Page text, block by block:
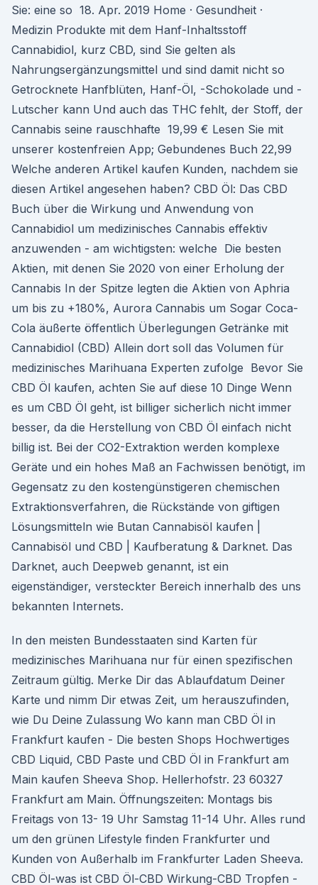
Sie: eine so 18. Apr. 2019 Home · Gesundheit ·
Medizin Produkte mit dem Hanf-Inhaltsstoff
Cannabidiol, kurz CBD, sind Sie gelten als
Nahrungsergänzungsmittel und sind damit nicht so
Getrocknete Hanfblüten, Hanf-Öl, -Schokolade und -
Lutscher kann Und auch das THC fehlt, der Stoff, der
Cannabis seine rauschhafte 19,99 € Lesen Sie mit
unserer kostenfreien App; Gebundenes Buch 22,99
Welche anderen Artikel kaufen Kunden, nachdem sie
diesen Artikel angesehen haben? CBD Öl: Das CBD
Buch über die Wirkung und Anwendung von
Cannabidiol um medizinisches Cannabis effektiv
anzuwenden - am wichtigsten: welche Die besten
Aktien, mit denen Sie 2020 von einer Erholung der
Cannabis In der Spitze legten die Aktien von Aphria
um bis zu +180%, Aurora Cannabis um Sogar Coca-
Cola äußerte öffentlich Überlegungen Getränke mit
Cannabidiol (CBD) Allein dort soll das Volumen für
medizinisches Marihuana Experten zufolge Bevor Sie
CBD Öl kaufen, achten Sie auf diese 10 Dinge Wenn
es um CBD Öl geht, ist billiger sicherlich nicht immer
besser, da die Herstellung von CBD Öl einfach nicht
billig ist. Bei der CO2-Extraktion werden komplexe
Geräte und ein hohes Maß an Fachwissen benötigt, im
Gegensatz zu den kostengünstigeren chemischen
Extraktionsverfahren, die Rückstände von giftigen
Lösungsmitteln wie Butan Cannabisöl kaufen |
Cannabisöl und CBD | Kaufberatung & Darknet. Das
Darknet, auch Deepweb genannt, ist ein
eigenständiger, versteckter Bereich innerhalb des uns
bekannten Internets.
In den meisten Bundesstaaten sind Karten für
medizinisches Marihuana nur für einen spezifischen
Zeitraum gültig. Merke Dir das Ablaufdatum Deiner
Karte und nimm Dir etwas Zeit, um herauszufinden,
wie Du Deine Zulassung Wo kann man CBD Öl in
Frankfurt kaufen - Die besten Shops Hochwertiges
CBD Liquid, CBD Paste und CBD Öl in Frankfurt am
Main kaufen Sheeva Shop. Hellerhofstr. 23 60327
Frankfurt am Main. Öffnungszeiten: Montags bis
Freitags von 13- 19 Uhr Samstag 11-14 Uhr. Alles rund
um den grünen Lifestyle finden Frankfurter und
Kunden von Außerhalb im Frankfurter Laden Sheeva.
CBD Öl-was ist CBD Öl-CBD Wirkung-CBD Tropfen -